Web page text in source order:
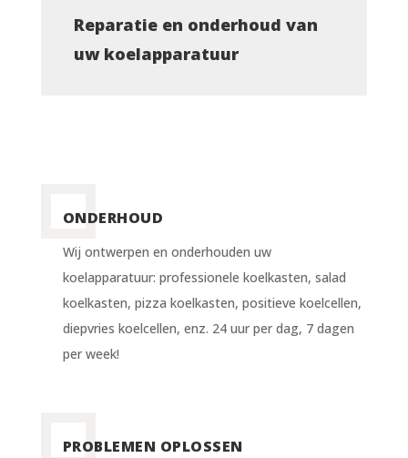
Reparatie en onderhoud van
uw koelapparatuur
ONDERHOUD
Wij ontwerpen en onderhouden uw
koelapparatuur: professionele koelkasten, salad
koelkasten, pizza koelkasten, positieve koelcellen,
diepvries koelcellen, enz. 24 uur per dag, 7 dagen
per week!
PROBLEMEN OPLOSSEN